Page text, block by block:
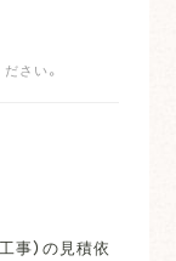
さい。
事）の見積依